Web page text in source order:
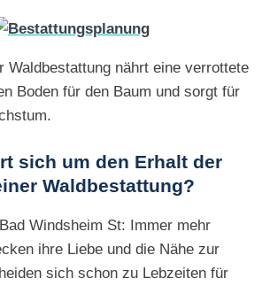
Waldbestattung nährt eine verrottete
Boden für den Baum und sorgt für
sich um den Erhalt der
Waldbestattung?
Windsheim St: Immer mehr
ihre Liebe und die Nähe zur
sich schon zu Lebzeiten für